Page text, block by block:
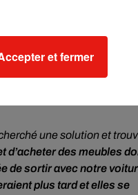
une solution et
d’acheter des meubles
de sortir avec notre
plus tard et elles se
et fermer